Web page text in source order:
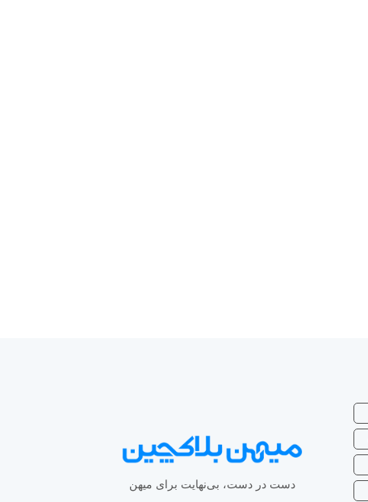
دست در دست، بی‌نهایت برای میهن